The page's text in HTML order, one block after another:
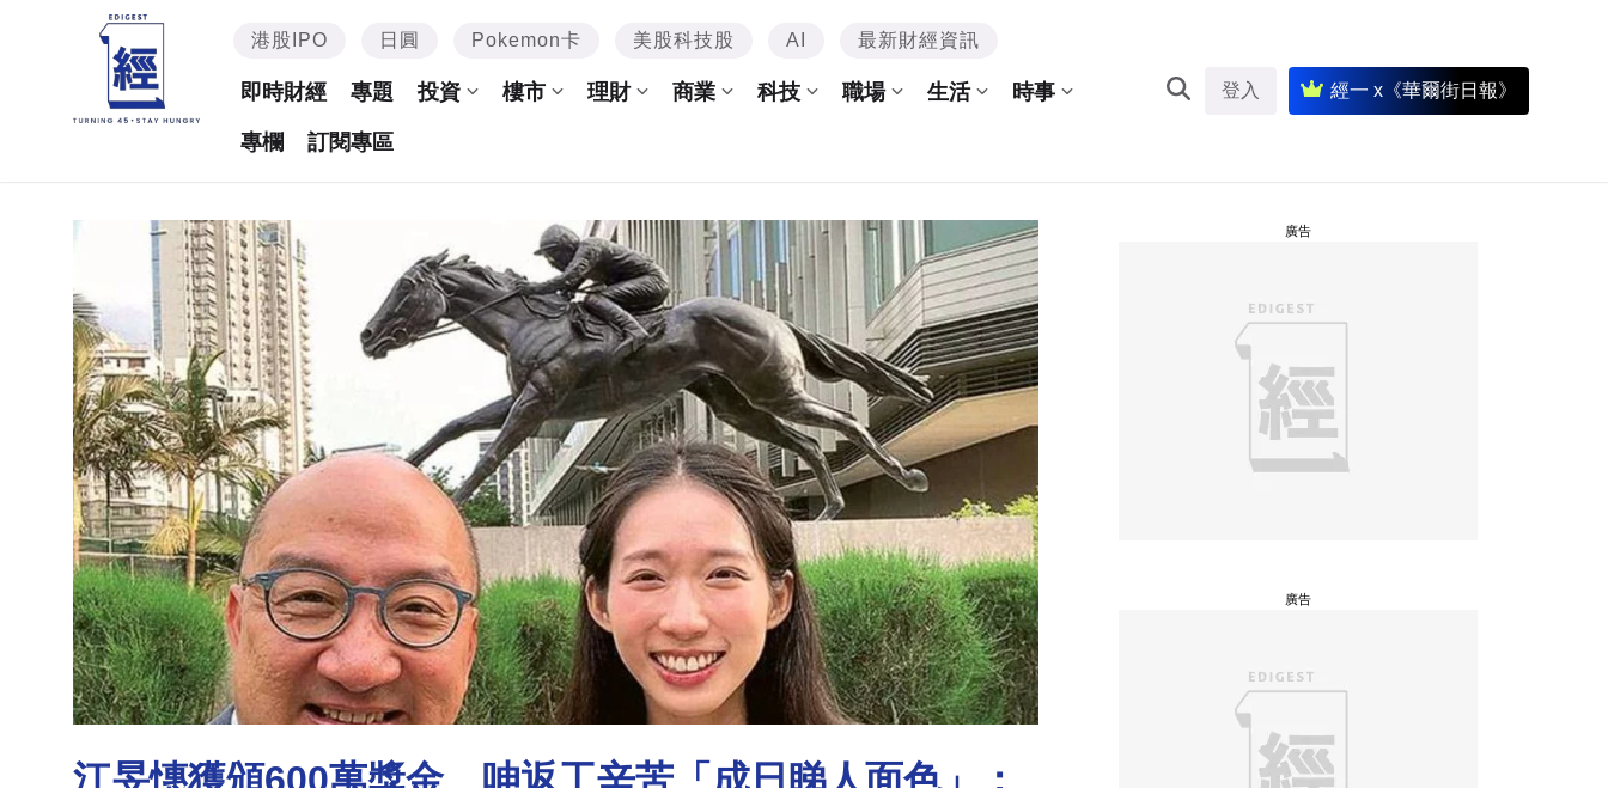
港股IPO 日圓 Pokemon卡 美股科技股 AI 最新財經資訊
即時財經 專題 投資 樓市 理財 商業 科技 職場 生活 時事
專欄 訂閱專區
登入 經一 x《華爾街日報》
廣告
廣告